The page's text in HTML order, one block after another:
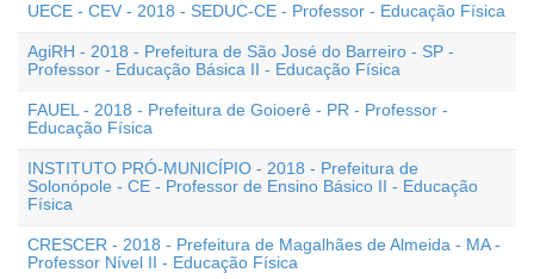
UECE - CEV - 2018 - SEDUC-CE - Professor - Educação Física
AgiRH - 2018 - Prefeitura de São José do Barreiro - SP -
Professor - Educação Básica II - Educação Física
FAUEL - 2018 - Prefeitura de Goioerê - PR - Professor -
Educação Física
INSTITUTO PRÓ-MUNICÍPIO - 2018 - Prefeitura de
Solonópole - CE - Professor de Ensino Básico II - Educação
Física
CRESCER - 2018 - Prefeitura de Magalhães de Almeida - MA -
Professor Nível II - Educação Física